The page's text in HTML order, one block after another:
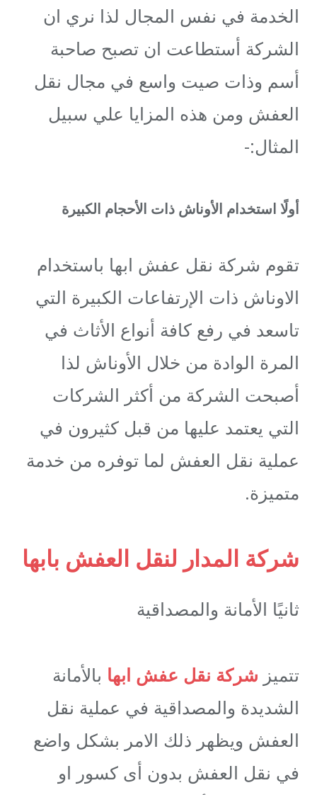
الخدمة في نفس المجال لذا نري ان
الشركة أستطاعت ان تصبح صاحبة
أسم وذات صيت واسع في مجال نقل
العفش ومن هذه المزايا علي سبيل
المثال:-
أولًا استخدام الأوناش ذات الأحجام الكبيرة
تقوم شركة نقل عفش ابها باستخدام
الاوناش ذات الإرتفاعات الكبيرة التي
تاسعد في رفع كافة أنواع الأثاث في
المرة الوادة من خلال الأوناش لذا
أصبحت الشركة من أكثر الشركات
التي يعتمد عليها من قبل كثيرون في
عملية نقل العفش لما توفره من خدمة
متميزة.
شركة المدار لنقل العفش بابها
ثانيًا الأمانة والمصداقية
تتميز شركة نقل عفش ابها بالأمانة
الشديدة والمصداقية في عملية نقل
العفش ويظهر ذلك الامر بشكل واضع
في نقل العفش بدون أى كسور او